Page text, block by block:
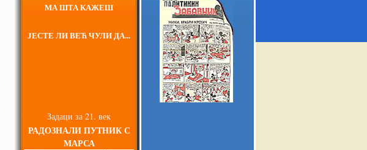
МА ШТА КАЖЕШ
ЈЕСТЕ ЛИ ВЕЋ ЧУЛИ ДА...
Задаци за 21. век
РАДОЗНАЛИ ПУТНИК С
МАРСА